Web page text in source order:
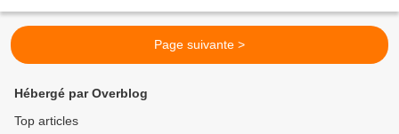
Page suivante >
Hébergé par Overblog
Top articles